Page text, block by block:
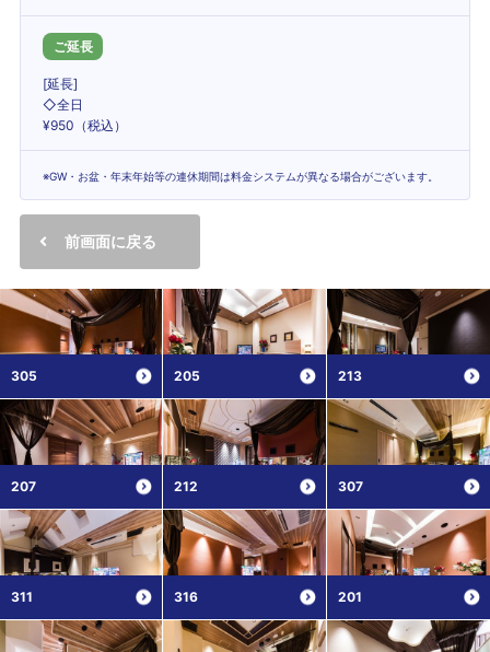
ご延長
[延長]
◇全日
¥950（税込）
※GW・お盆・年末年始等の連休期間は料金システムが異なる場合がございます。
前画面に戻る
305 205 213
207 212 307
311 316 201